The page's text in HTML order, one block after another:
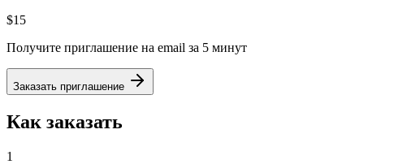
$15
Получите приглашение на email за 5 минут
Заказать приглашение
Как заказать
1